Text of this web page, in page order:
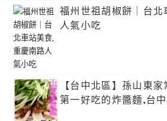
福州世祖胡椒餅｜台
人氣小吃
【台中北區】孫山東
第一好吃的炸醬麵,台